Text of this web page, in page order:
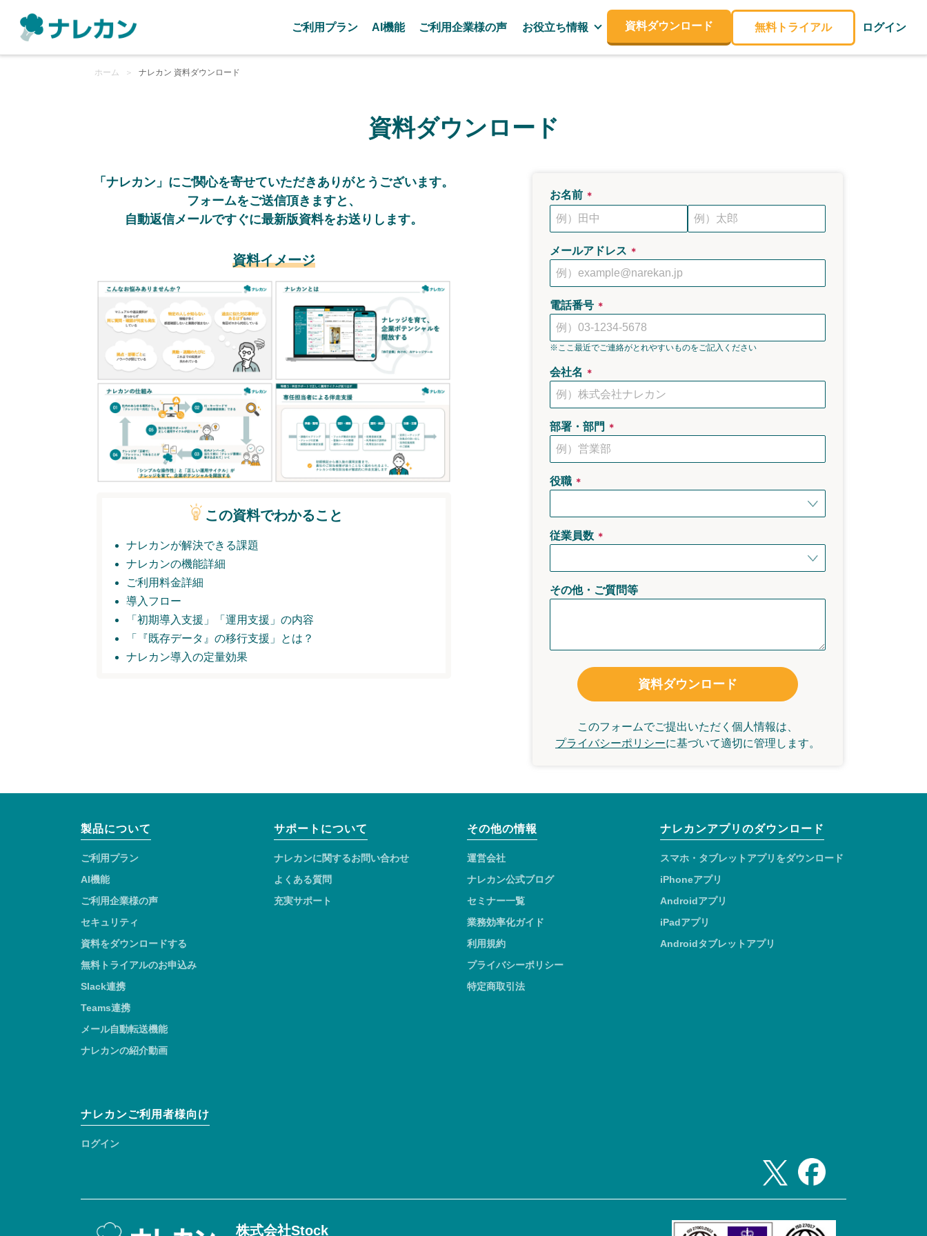
ご利用プラン AI機能 ご利用企業様の声 お役立ち情報 資料ダウンロード 無料トライアル ログイン
ホーム ＞ ナレカン 資料ダウンロード
資料ダウンロード
「ナレカン」にご関心を寄せていただき ありがとうございます。
フォームをご送信頂きますと、
自動返信メールですぐに最新版資料をお送りします。
資料イメージ
この資料でわかること
ナレカンが解決できる課題
ナレカンの機能詳細
ご利用料金詳細
導入フロー
「初期導入支援」
「運用支援」の内容
「『既存データ』の移行支援」とは？
ナレカン導入の定量効果
お名前 ＊
メールアドレス ＊
電話番号 ＊
※ここ最近でご連絡がとれやすいものをご記入ください
会社名 ＊
部署・部門 ＊
役職 ＊
従業員数 ＊
その他・ご質問等
資料ダウンロード
このフォームでご提出いただく個人情報は、
プライバシーポリシーに基づいて適切に管理します。
製品について
ご利用プラン
AI機能
ご利用企業様の声
セキュリティ
資料をダウンロードする
無料トライアルのお申込み
Slack連携
Teams連携
メール自動転送機能
ナレカンの紹介動画
サポートについて
ナレカンに関するお問い合わせ
よくある質問
充実サポート
その他の情報
運営会社
ナレカン公式ブログ
セミナー一覧
業務効率化ガイド
利用規約
プライバシーポリシー
特定商取引法
ナレカンアプリのダウンロード
スマホ・タブレットアプリをダウンロード
iPhoneアプリ
Androidアプリ
iPadアプリ
Androidタブレットアプリ
ナレカンご利用者様向け
ログイン
株式会社Stock